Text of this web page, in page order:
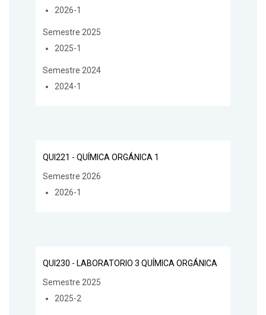
2026-1
Semestre 2025
2025-1
Semestre 2024
2024-1
QUI221 - QUÍMICA ORGÁNICA 1
Semestre 2026
2026-1
QUI230 - LABORATORIO 3 QUÍMICA ORGÁNICA
Semestre 2025
2025-2